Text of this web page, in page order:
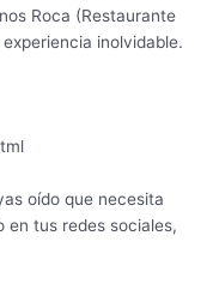
Roca (Restaurante
inolvidable.
oído que necesita
en tus redes sociales,